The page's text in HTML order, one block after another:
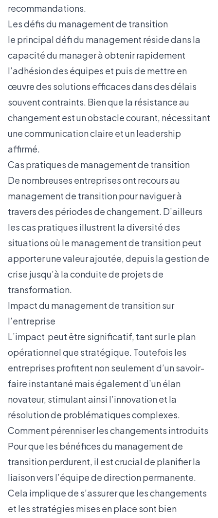
recommandations.
Les défis du management de transition
le principal défi du management réside dans la
capacité du manager à obtenir rapidement
l’adhésion des équipes et puis de mettre en
œuvre des solutions efficaces dans des délais
souvent contraints. Bien que la résistance au
changement est un obstacle courant, nécessitant
une communication claire et un leadership
affirmé.
Cas pratiques de management de transition
De nombreuses entreprises ont recours au
management de transition pour naviguer à
travers des périodes de changement. D’ailleurs
les cas pratiques illustrent la diversité des
situations où le management de transition peut
apporter une valeur ajoutée, depuis la gestion de
crise jusqu’à la conduite de projets de
transformation.
Impact du management de transition sur
l’entreprise
L’impact peut être significatif, tant sur le plan
opérationnel que stratégique. Toutefois les
entreprises profitent non seulement d’un savoir-
faire instantané mais également d’un élan
novateur, stimulant ainsi l’innovation et la
résolution de problématiques complexes.
Comment pérenniser les changements introduits
Pour que les bénéfices du management de
transition perdurent, il est crucial de planifier la
liaison vers l’équipe de direction permanente.
Cela implique de s’assurer que les changements
et les stratégies mises en place sont bien